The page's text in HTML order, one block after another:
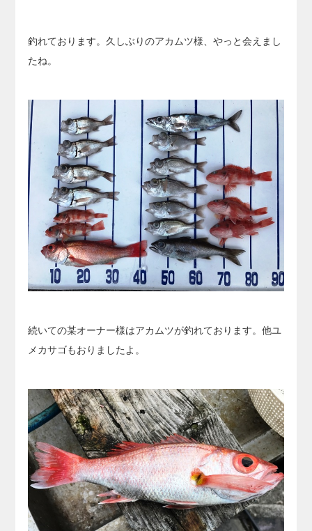
釣れております。久しぶりのアカムツ様、やっと会えまし
たね。
続いての某オーナー様はアカムツが釣れております。他ユ
メカサゴもおりましたよ。